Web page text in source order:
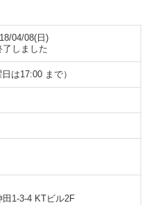
04/08(日)
しました
は17:00 まで）
1-3-4 KTビル2F